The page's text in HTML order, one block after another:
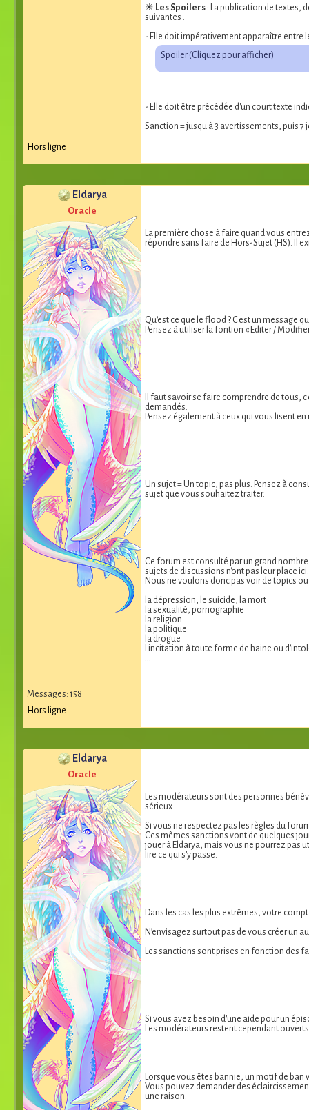
☀ Les Spoilers : La publication de textes,
suivantes :
- Elle doit impérativement apparaître entre
Spoiler (Cliquez pour afficher)
- Elle doit être précédée d'un court texte
Sanction = jusqu'à 3 avertissements, puis 7
Hors ligne
Eldarya
Oracle
Messages: 158
La première chose à faire quand vous
répondre sans faire de Hors-Sujet (HS). Il
Qu'est ce que le flood ? C'est un message
Pensez à utiliser la fontion « Editer /
Il faut savoir se faire comprendre de tous,
demandés.
Pensez également à ceux qui vous lisent
Un sujet = Un topic, pas plus. Pensez à
sujet que vous souhaitez traiter.
Ce forum est consulté par un grand
sujets de discussions n'ont pas leur place ici.
Nous ne voulons donc pas voir de topics
la dépression, le suicide, la mort
la sexualité, pornographie
la religion
la politique
la drogue
l'incitation à toute forme de haine ou
...
Hors ligne
Eldarya
Oracle
Les modérateurs sont des personnes
sérieux.
Si vous ne respectez pas les règles du
Ces mêmes sanctions vont de quelques
jouer à Eldarya, mais vous ne pourrez pas
lire ce qui s'y passe.
Dans les cas les plus extrêmes, votre
N’envisagez surtout pas de vous créer
Les sanctions sont prises en fonction des
Si vous avez besoin d'une aide pour un
Les modérateurs restent cependant
Lorsque vous êtes bannie, un motif de
Vous pouvez demander des
une raison.